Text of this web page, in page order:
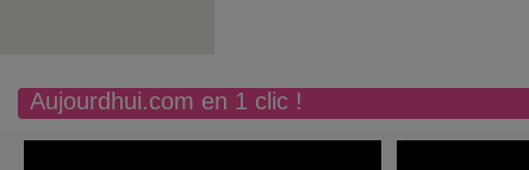
Aujourdhui.com en 1 clic !